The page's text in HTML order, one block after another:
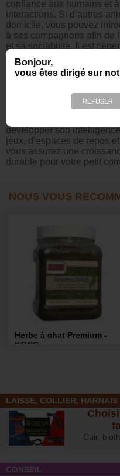
Bonjour,
vous êtes dirigé sur
confiance aux humains et
interactions. Si d’autres
domicile, vous pouvez
à ses compagnons afin de
et sa sociabilité. Il est
réaction des animaux et de
Enfin, permettre au chaton
personnes l’aide à se
anxiété face aux inconnus.
nécessite donc des
pour stimuler ses instincts
développer son
jeux, d’espaces de repos
vous assurez une
durable pour votre petit
NOUS VOUS
Herbe à chat Premium -
KONG
LAISSE, COLLIER, HARNAIS
Cuir,
CONSEIL